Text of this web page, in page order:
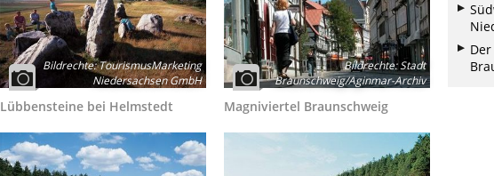
Bildrechte:TourismusMarketing
Niedersachsen GmbH
Lübbensteine bei Helmstedt
Bildrechte:Stadt
Braunschweig/Aginmar-Archiv
Magniviertel Braunschweig